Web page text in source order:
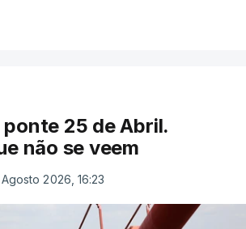
25 de Abril.
não se veem
2026, 16:23